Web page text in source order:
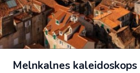
Melnkalnes kaleidoskops